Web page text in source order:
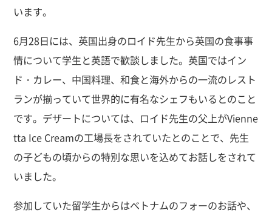
います。
6月28日には、英国出身のロイド先生から英国の食事事
情について学生と英語で歓談しました。英国ではイン
ド・カレー、中国料理、和食と海外からの一流のレスト
ランが揃っていて世界的に有名なシェフもいるとのこと
です。デザートについては、ロイド先生の父上がVienne
tta Ice Creamの工場長をされていたとのことで、先生
の子どもの頃からの特別な思いを込めてお話しをされて
いました。
参加していた留学生からはベトナムのフォーのお話や、